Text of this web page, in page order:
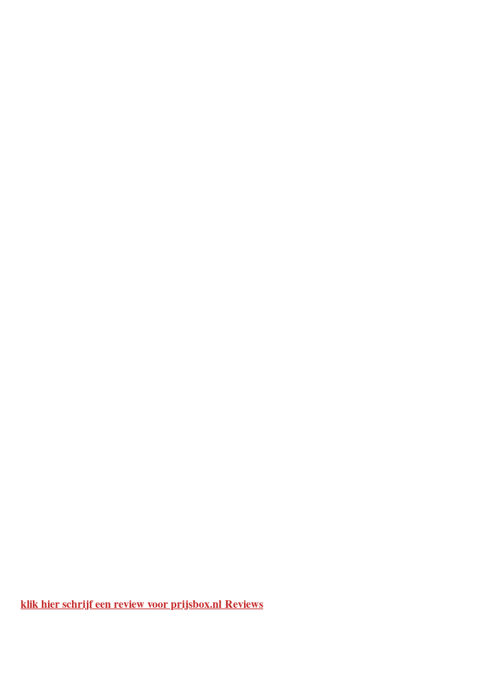
klik hier schrijf een review voor prijsbox.nl Reviews